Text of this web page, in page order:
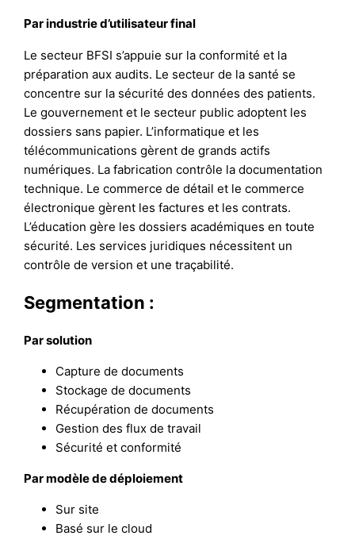
Par industrie d’utilisateur final
Le secteur BFSI s’appuie sur la conformité et la
préparation aux audits. Le secteur de la santé se
concentre sur la sécurité des données des patients.
Le gouvernement et le secteur public adoptent les
dossiers sans papier. L’informatique et les
télécommunications gèrent de grands actifs
numériques. La fabrication contrôle la documentation
technique. Le commerce de détail et le commerce
électronique gèrent les factures et les contrats.
L’éducation gère les dossiers académiques en toute
sécurité. Les services juridiques nécessitent un
contrôle de version et une traçabilité.
Segmentation :
Par solution
Capture de documents
Stockage de documents
Récupération de documents
Gestion des flux de travail
Sécurité et conformité
Par modèle de déploiement
Sur site
Basé sur le cloud